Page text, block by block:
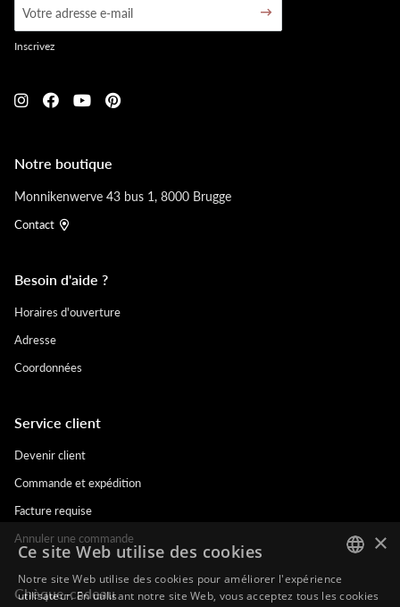
Notre boutique
Monnikenwerve 43 bus 1, 8000 Brugge
Contact
Besoin d'aide ?
Horaires d'ouverture
Adresse
Coordonnées
Service client
Devenir client
Commande et expédition
Facture requise
Annuler une commande
Chèque-cadeau
Inscrivez
DUTCH
×
Ce site Web utilise des cookies
Notre site Web utilise des cookies pour améliorer l'expérience
utilisateur. En utilisant notre site Web, vous acceptez tous les cookies